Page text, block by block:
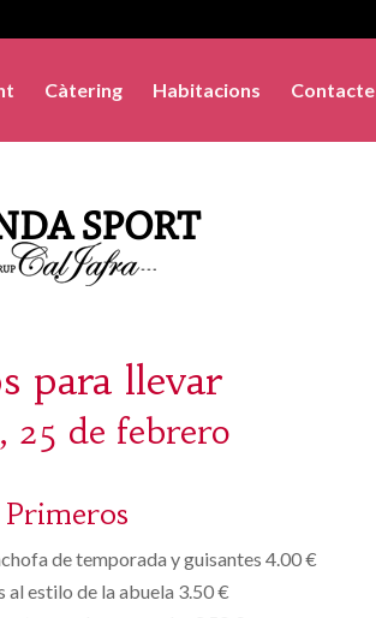
Càtering Habitacions Contacte
para llevar
25 de febrero
Primeros
de temporada y guisantes 4.00 €
al estilo de la abuela 3.50 €